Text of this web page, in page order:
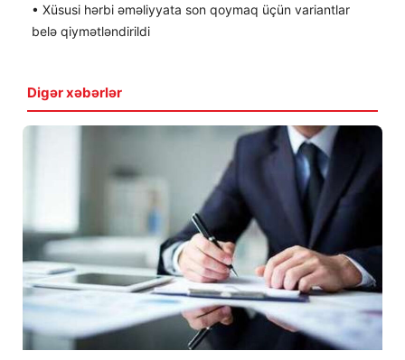
• Xüsusi hərbi əməliyyata son qoymaq üçün variantlar
belə qiymətləndirildi
Digər xəbərlər